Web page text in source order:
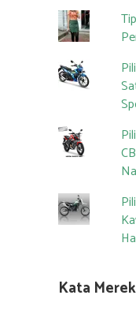
Kata